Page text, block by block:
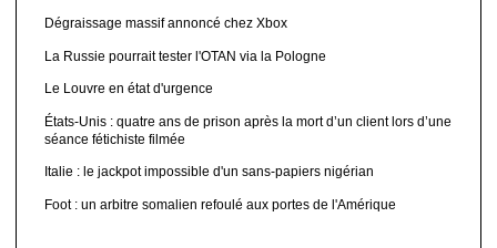
Dégraissage massif annoncé chez Xbox
La Russie pourrait tester l'OTAN via la Pologne
Le Louvre en état d'urgence
États-Unis : quatre ans de prison après la mort d’un client lors d’une
séance fétichiste filmée
Italie : le jackpot impossible d'un sans-papiers nigérian
Foot : un arbitre somalien refoulé aux portes de l'Amérique